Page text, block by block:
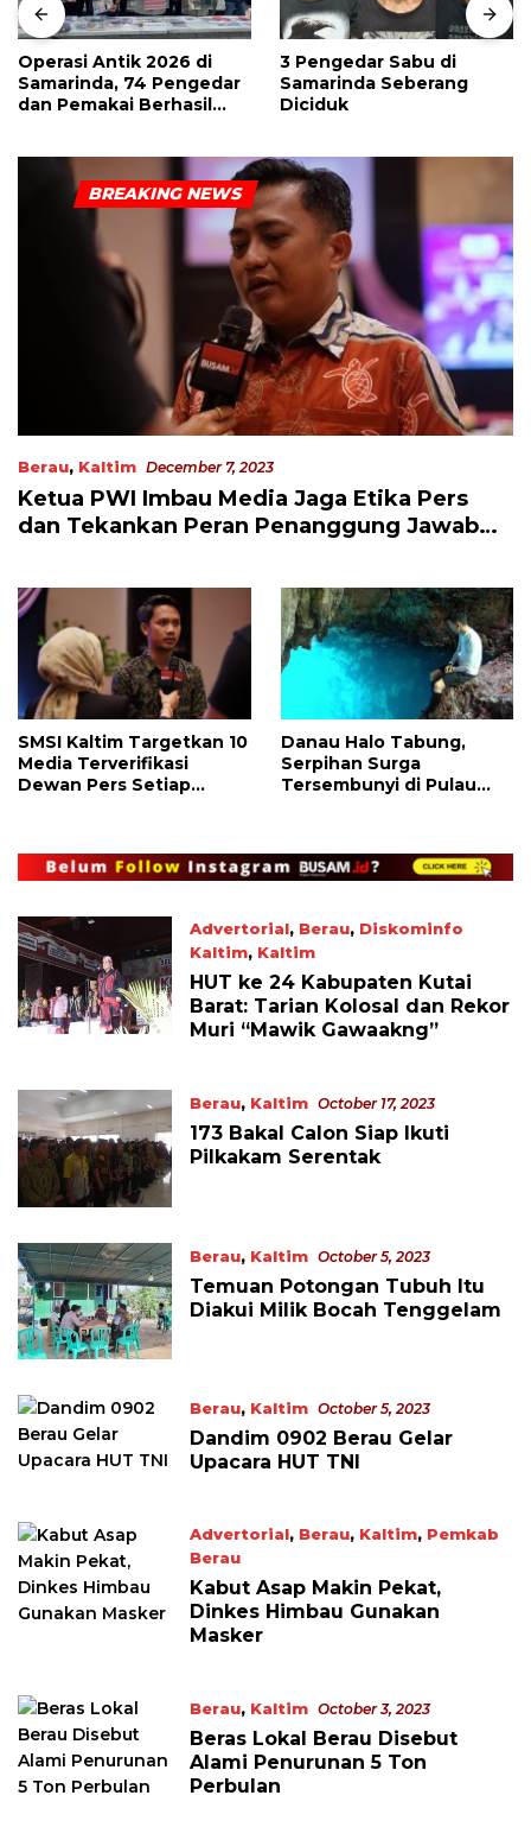
Operasi Antik 2026 di
Samarinda, 74 Pengedar
dan Pemakai Berhasil
3 Pengedar Sabu di
Samarinda Seberang
Diciduk
Berau, Kaltim December 7, 2023
Ketua PWI Imbau Media Jaga Etika Pers
dan Tekankan Peran Penanggung Jawab
SMSI Kaltim Targetkan 10
Media Terverifikasi
Dewan Pers Setiap
Danau Halo Tabung,
Serpihan Surga
Tersembunyi di Pulau
Advertorial, Berau, Diskominfo
Kaltim, Kaltim
November 5, 2023
HUT ke 24 Kabupaten Kutai
Barat: Tarian Kolosal dan Rekor
Muri “Mawik Gawaakng”
Berau, Kaltim October 17, 2023
173 Bakal Calon Siap Ikuti
Pilkakam Serentak
Berau, Kaltim October 5, 2023
Temuan Potongan Tubuh Itu
Diakui Milik Bocah Tenggelam
Berau, Kaltim October 5, 2023
Dandim 0902 Berau Gelar
Upacara HUT TNI
Advertorial, Berau, Kaltim, Pemkab
Berau
October 3, 2023
Kabut Asap Makin Pekat,
Dinkes Himbau Gunakan
Masker
Berau, Kaltim October 3, 2023
Beras Lokal Berau Disebut
Alami Penurunan 5 Ton
Perbulan